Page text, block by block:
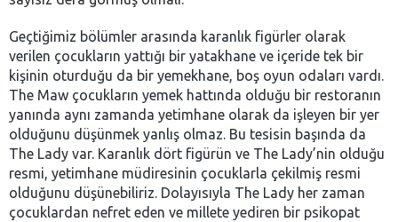
Geçtiğimiz bölümler arasında karanlık figürler olarak
verilen çocukların yattığı bir yatakhane ve içeride tek bir
kişinin oturduğu da bir yemekhane, boş oyun odaları vardı.
The Maw çocukların yemek hattında olduğu bir restoranın
yanında aynı zamanda yetimhane olarak da işleyen bir yer
olduğunu düşünmek yanlış olmaz. Bu tesisin başında da
The Lady var. Karanlık dört figürün ve The Lady’nin olduğu
resmi, yetimhane müdiresinin çocuklarla çekilmiş resmi
olduğunu düşünebiliriz. Dolayısıyla The Lady her zaman
çocuklardan nefret eden ve millete yediren bir psikopat